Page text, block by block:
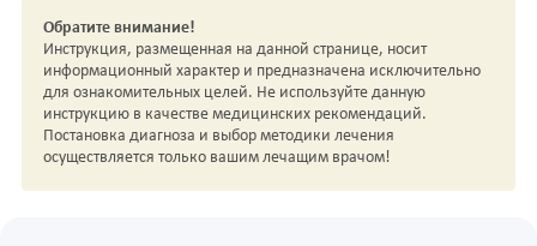
Обратите внимание!
Инструкция, размещенная на данной странице, носит
информационный характер и предназначена исключительно
для ознакомительных целей. Не используйте данную
инструкцию в качестве медицинских рекомендаций.
Постановка диагноза и выбор методики лечения
осуществляется только вашим лечащим врачом!